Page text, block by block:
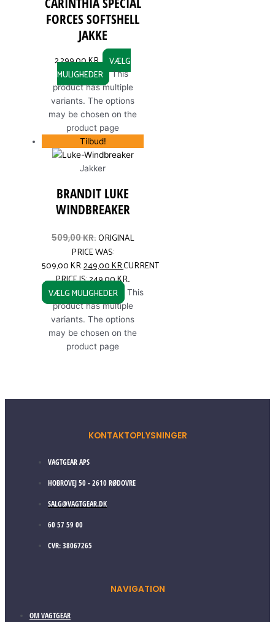
FORCES SOFTSHELL
JAKKE
2.299,00KR.
VÆLG
MULIGHEDER
This
product has multiple
variants. The options
may be chosen on the
product page
Tilbud!
Jakker
BRANDIT LUKE
WINDBREAKER
509,00KR.ORIGINAL
PRICE WAS:
509,00 KR..249,00KR.CURRENT
PRICE IS: 249,00 KR..
VÆLG MULIGHEDER
This
product has multiple
variants. The options
may be chosen on the
product page
KONTAKTOPLYSNINGER
VAGTGEAR APS
HOBROVEJ 50 - 2610 RØDOVRE
SALG@VAGTGEAR.DK
60 57 59 00
CVR: 38067265
NAVIGATION
OM VAGTGEAR